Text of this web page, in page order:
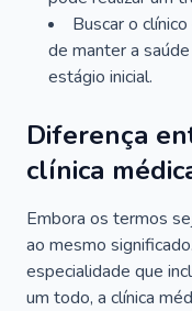
Buscar o
de manter a
estágio inicial.
Diferença
clínica
Embora os termos
ao mesmo
especialidade que
um todo, a clínica